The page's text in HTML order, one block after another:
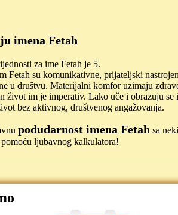
imena Fetah
za ime Fetah je 5.
Fetah su komunikativne, prijateljski
u društvu. Materijalni komfor uzimaju
život im je imperativ. Lako uče i obrazuju se
bez aktivnog, društvenog angažovanja.
podudarnost imena Fetah sa
ljubavnog kalkulatora!